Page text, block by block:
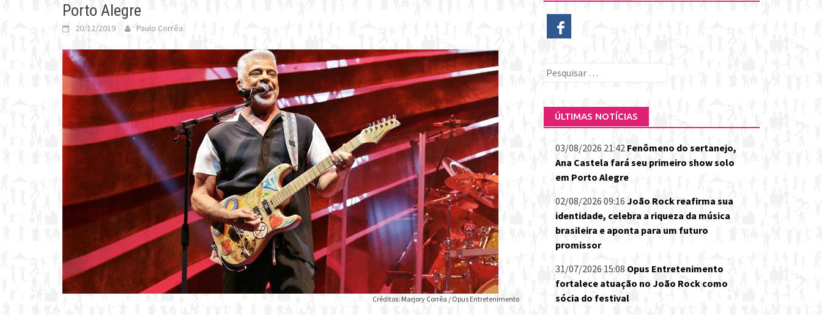
Porto Alegre
20/12/2019 Paulo Corrêa
Créditos: Marjory Corrêa / Opus Entretenimento
Pesquisar
ÚLTIMAS NOTÍCIAS
03/08/2026 21:42 Fenômeno do sertanejo,
Ana Castela fará seu primeiro show solo
em Porto Alegre
02/08/2026 09:16 João Rock reafirma sua
identidade, celebra a riqueza da música
brasileira e aponta para um futuro
promissor
31/07/2026 15:08 Opus Entretenimento
fortalece atuação no João Rock como
sócia do festival